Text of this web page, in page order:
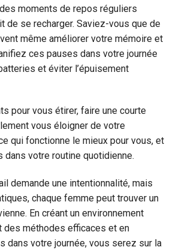
moments de repos réguliers
de se recharger. Saviez-vous que de
même améliorer votre mémoire et
ces pauses dans votre journée
et éviter l’épuisement
pour vous étirer, faire une courte
vous éloigner de votre
qui fonctionne le mieux pour vous, et
dans votre routine quotidienne.
demande une intentionnalité, mais
chaque femme peut trouver un
En créant un environnement
des méthodes efficaces et en
dans votre journée, vous serez sur la